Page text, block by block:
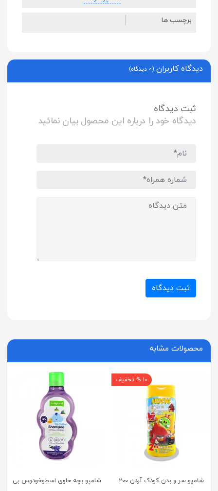
برچسب ها
دیدگاه کاربران (0 دیدگاه)
ثبت دیدگاه
دیدگاه خود را درباره این محصول بیان نمائید
ثبت دیدگاه
محصولات مشابه
10 % تخفیف
شامپو سر و بدن کودک آردن 200
شامپو بچه حاوی اسطوخودوس بی